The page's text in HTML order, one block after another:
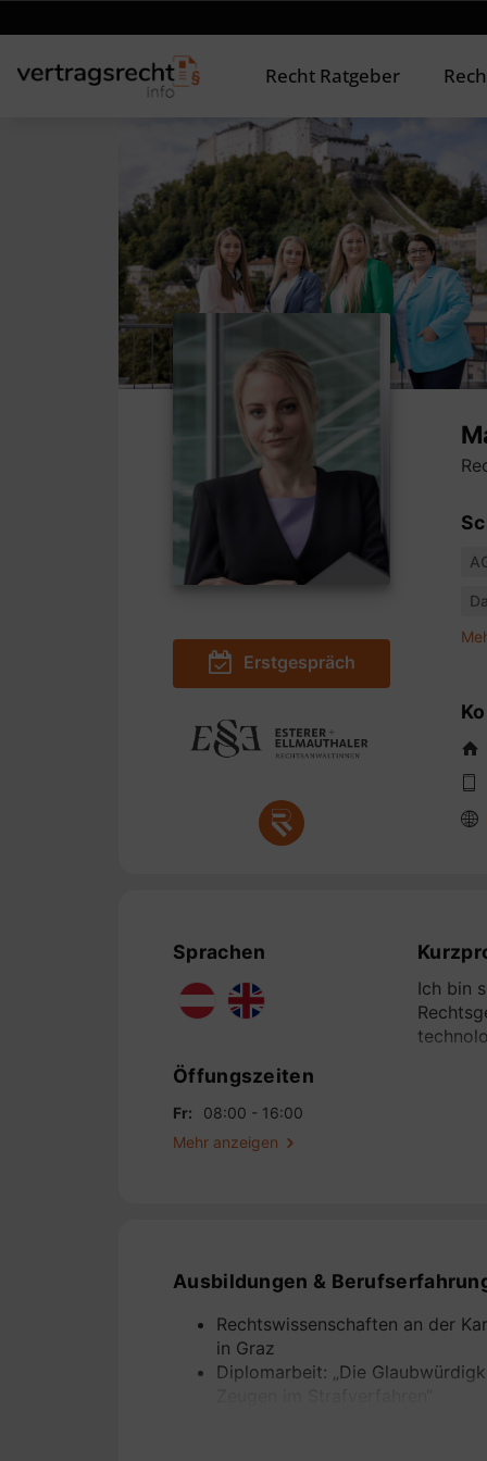
Recht Ratgeber
Erstgespräch
Sprachen
Öffungszeiten
Fr:
08:00 - 16:00
Mehr anzeigen
Ich bin
Ausbildungen &
Rechtswissenschaften an der
in Graz
Diplomarbeit: „Die